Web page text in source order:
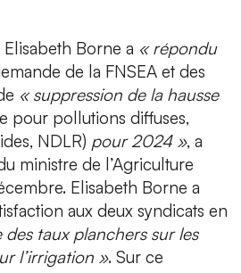
Borne a « répondu
de la FNSEA et des
« suppression de la hausse
pour pollutions diffuses,
NDLR) pour 2024 », a
ministre de l’Agriculture
Elisabeth Borne a
aux deux syndicats en
des taux planchers sur les
l’irrigation ». Sur ce